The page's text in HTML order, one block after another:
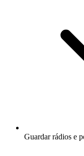
Guardar rádios e